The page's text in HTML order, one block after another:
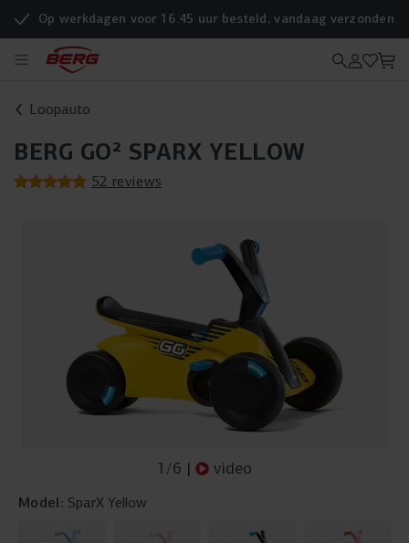
Op werkdagen voor 16.45 uur besteld, vandaag verzonden
Loopauto
BERG GO² SPARX YELLOW
52 reviews
1 /6 | video
Model: SparX Yellow